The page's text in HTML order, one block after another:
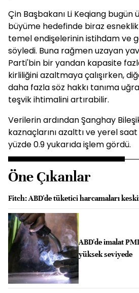
Çin Başbakanı Li Keqiang bugün
büyüme hedefinde biraz
temel endişelerinin istihdam ve
söyledi. Buna rağmen uzayan
Parti'bin bir yandan kapasite
kirliliğini azaltmaya çalışırken,
daha fazla söz hakkı tanıma
teşvik ihtimalini artırabilir.
Verilerin ardından Şanghay
kaznaçlarını azalttı ve yerel
yüzde 0.9 yukarıda işlem gördü.
Öne Çıkanlar
Fitch: ABD'de tüketici harcamaları
ABD'de imalat
yüksek seviyede